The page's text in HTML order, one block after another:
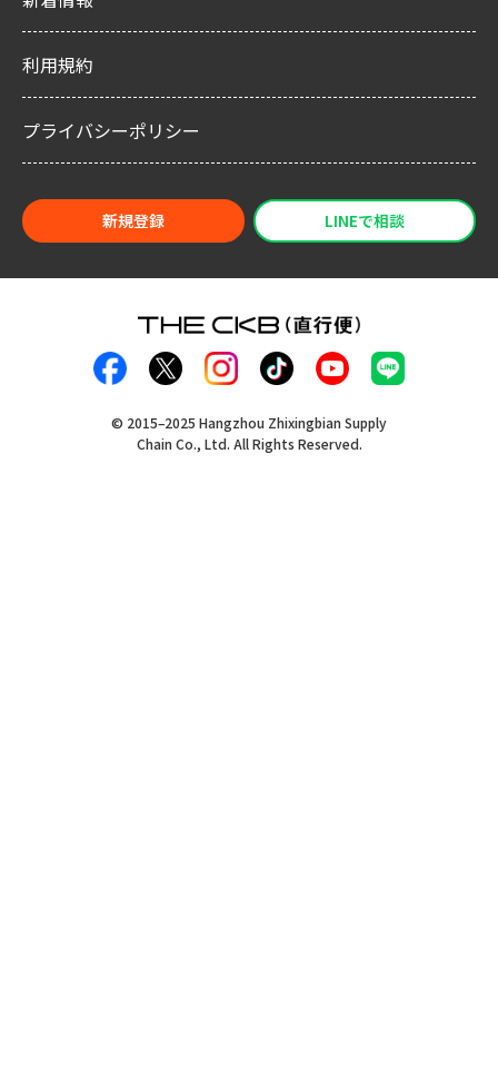
利用規約
プライバシーポリシー
新規登録 LINEで相談
©︎ 2015–2025 Hangzhou Zhixingbian Supply
Chain Co., Ltd. All Rights Reserved.